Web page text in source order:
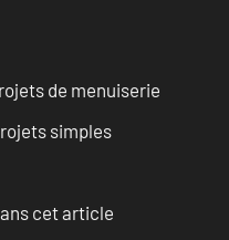
de menuiserie
simples
cet article